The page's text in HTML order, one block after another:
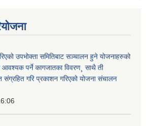
उपभोक्ता समितिबाट सञ्चालन हुने योजनाहरुको
पर्ने कागजातका विवरण¸ साथै ती
गरि प्रकाशन गरिएको योजना संचालन